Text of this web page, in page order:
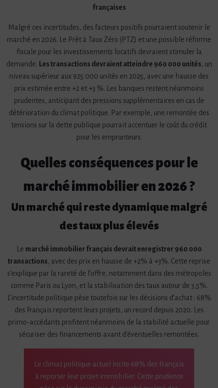
françaises
Malgré ces incertitudes, des facteurs positifs pourraient soutenir le
marché en 2026. Le Prêt à Taux Zéro (PTZ) et une possible réforme
fiscale pour les investissements locatifs devraient stimuler la
demande. Les transactions devraient atteindre 960 000 unités , un
niveau supérieur aux 925 000 unités en 2025, avec une hausse des
prix estimée entre +2 et +3 %. Les banques restent néanmoins
prudentes, anticipant des pressions supplémentaires en cas de
détérioration du climat politique. Par exemple, une remontée des
tensions sur la dette publique pourrait accentuer le coût du crédit
pour les emprunteurs.
Quelles conséquences pour le
marché immobilier en 2026 ?
Un marché qui reste dynamique malgré
des taux plus élevés
Le marché immobilier français devrait enregistrer 960 000
transactions , avec des prix en hausse de +2% à +3%. Cette reprise
s’explique par la rareté de l’offre, notamment dans des métropoles
comme Paris ou Lyon, et la stabilisation des taux autour de 3,5%.
L’incertitude politique pèse toutefois sur les décisions d’achat : 68%
des Français reportent leurs projets, un record depuis 2020. Les
primo-accédants profitent néanmoins de la stabilité actuelle pour
sécuriser des financements avant d’éventuelles remontées.
Le climat politique actuel incite 68% des Français
à reporter leur projet immobilier. Cette prudence